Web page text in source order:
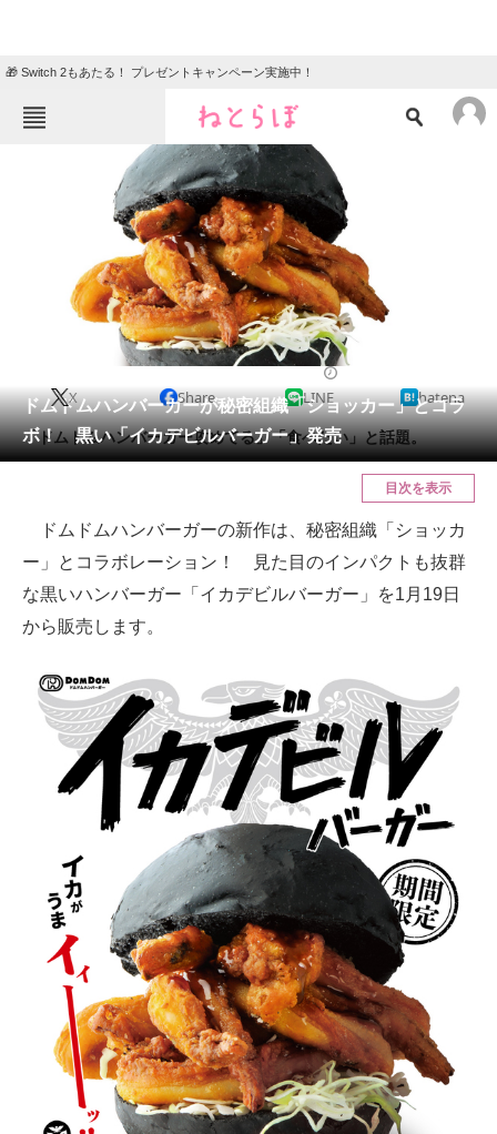
🎁 Switch 2もあたる！ プレゼントキャンペーン実施中！
ねとらぼメニュー
ニュース
クイズ
地域
教育・育児
リサーチ
会員記事
メディア
スマホと通信の最新トレンド
進化するPCとデバイスの未来
好きが集まる 比べて選べる
ビジネスと働き方のヒント
AI活用のいまが分かる
企業ITのトレンドを詳説
経営リーダーのコミュニティ
マーケ×ITの今がよく分かる
ITエンジニア向け専門サイト
企業向けIT製品の総合サイト
IT製品の技術・比較・事例
製造業のIT導入・活用を支援
ドムドムハンバーガーが秘密組織「ショッカー」とコラ
ボ！ 黒い「イカデビルバーガー」発売
X Share LINE hatena
「ドムドムハンバーガー攻めてる」「食べたい」と話題。
目次を表示
ドムドムハンバーガーの新作は、秘密組織「ショッカ
ー」とコラボレーション！ 見た目のインパクトも抜群
な黒いハンバーガー「イカデビルバーガー」を1月19日
から販売します。